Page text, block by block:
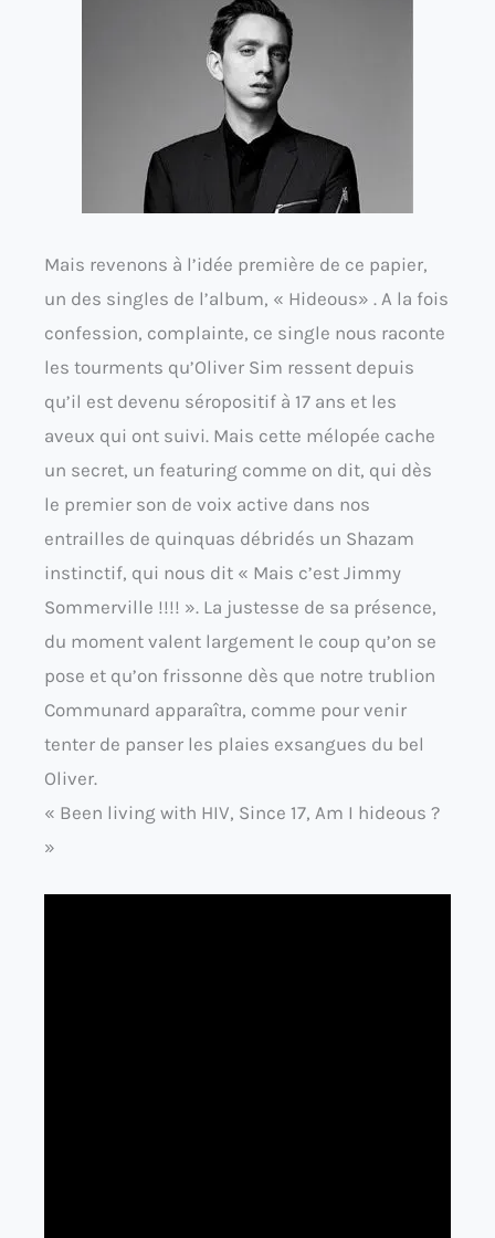
Mais revenons à l’idée première de ce papier,
un des singles de l’album, « Hideous» . A la fois
confession, complainte, ce single nous raconte
les tourments qu’Oliver Sim ressent depuis
qu’il est devenu séropositif à 17 ans et les
aveux qui ont suivi. Mais cette mélopée cache
un secret, un featuring comme on dit, qui dès
le premier son de voix active dans nos
entrailles de quinquas débridés un Shazam
instinctif, qui nous dit « Mais c’est Jimmy
Sommerville !!!! ». La justesse de sa présence,
du moment valent largement le coup qu’on se
pose et qu’on frissonne dès que notre trublion
Communard apparaîtra, comme pour venir
tenter de panser les plaies exsangues du bel
Oliver.
« Been living with HIV, Since 17, Am I hideous ?
»